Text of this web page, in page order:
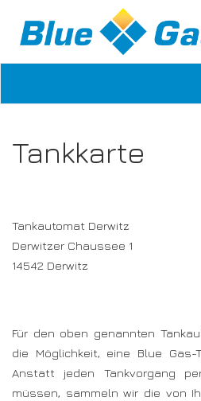
Tankkarte
Tankautomat Derwitz
Derwitzer Chaussee 1
14542 Derwitz
Für den oben genannten
die Möglichkeit, eine Blue Gas-
Anstatt jeden Tankvorgang
müssen, sammeln wir die von